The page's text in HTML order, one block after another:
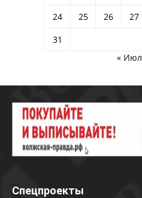
24
25 26 27
31
« Июл
Спецпроекты